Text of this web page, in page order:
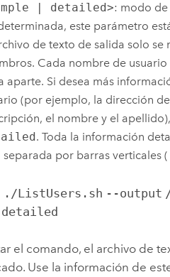
| detailed>: modo
este parámetro
de texto de salida solo
Cada nombre de
aparte. Si desea más
(por ejemplo, la dirección
el nombre y el
. Toda la información
separada por barras verticales (
./ListUsers.sh --output
el comando, el archivo de
Use la información de